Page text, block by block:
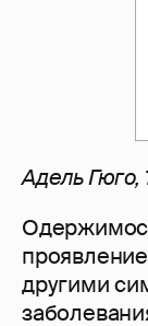
Адель Гюго,
другими